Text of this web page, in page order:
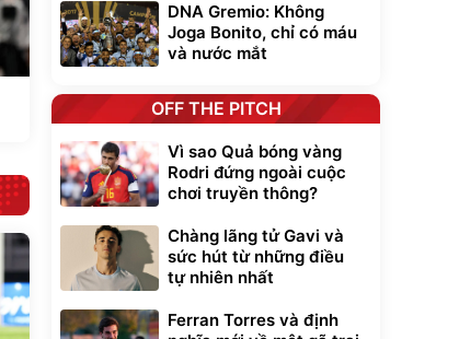
DNA Gremio: Không
Joga Bonito, chỉ có máu
và nước mắt
OFF THE PITCH
Vì sao Quả bóng vàng
Rodri đứng ngoài cuộc
chơi truyền thông?
Chàng lãng tử Gavi và
sức hút từ những điều
tự nhiên nhất
Ferran Torres và định